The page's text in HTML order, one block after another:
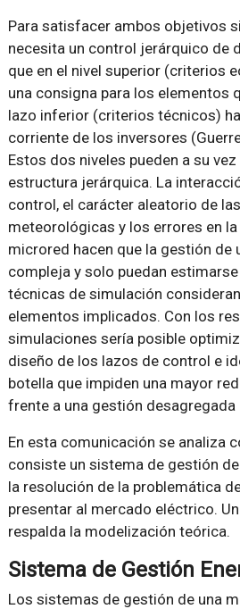
Para satisfacer ambos objetivos
necesita un control jerárquico de
que en el nivel superior (criterios
una consigna para los elementos
lazo inferior (criterios técnicos)
corriente de los inversores
Estos dos niveles pueden a su
estructura jerárquica. La
control, el carácter aleatorio de
meteorológicas y los errores en
microred hacen que la gestión de
compleja y solo puedan
técnicas de simulación
elementos implicados. Con los
simulaciones sería posible
diseño de los lazos de control e
botella que impiden una mayor
frente a una gestión desagregada
En esta comunicación se analiza
consiste un sistema de gestión
la resolución de la problemática
presentar al mercado eléctrico.
respalda la modelización teórica.
Sistema de Gestión
Los sistemas de gestión de una